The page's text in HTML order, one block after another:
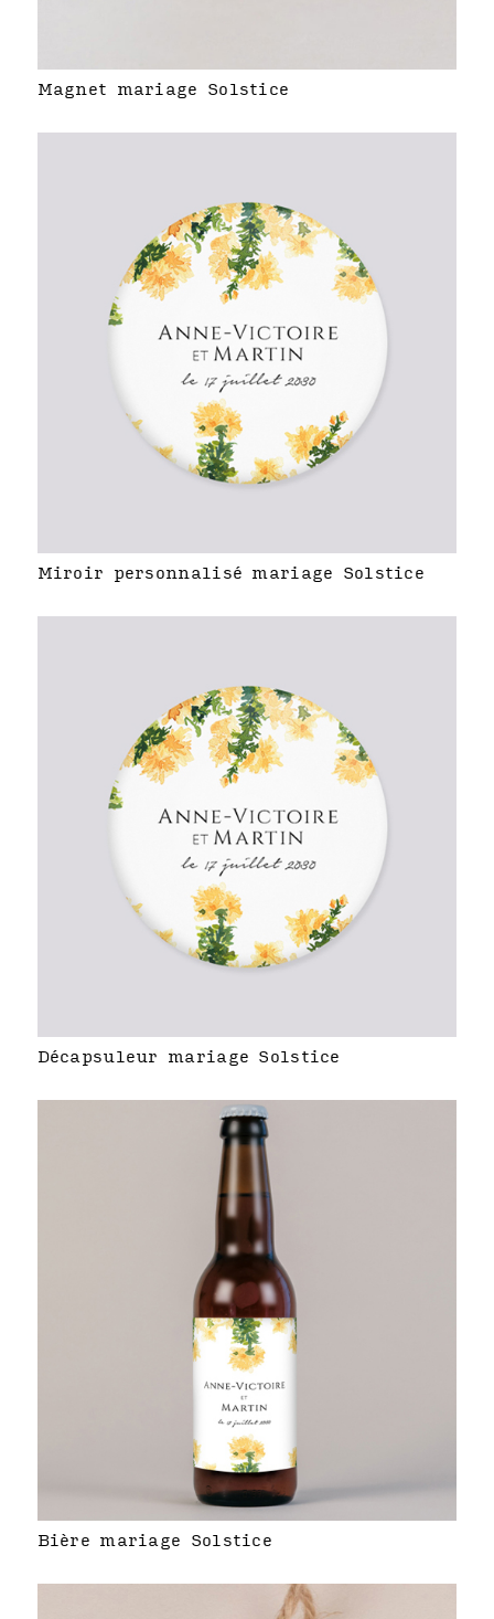
Magnet mariage Solstice
Miroir personnalisé mariage Solstice
Décapsuleur mariage Solstice
Bière mariage Solstice